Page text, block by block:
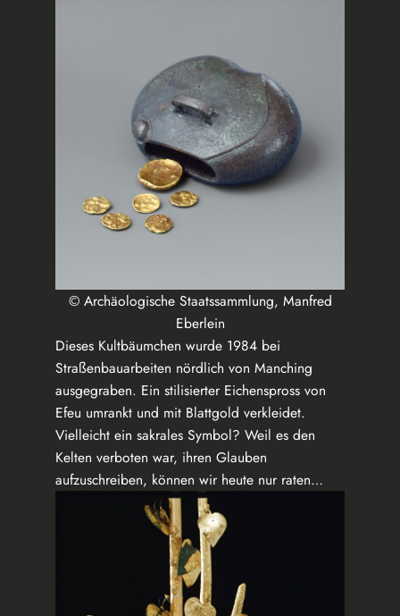
© Archäologische Staatssammlung, Manfred
Eberlein
Dieses Kultbäumchen wurde 1984 bei
Straßenbauarbeiten nördlich von Manching
ausgegraben. Ein stilisierter Eichenspross von
Efeu umrankt und mit Blattgold verkleidet.
Vielleicht ein sakrales Symbol? Weil es den
Kelten verboten war, ihren Glauben
aufzuschreiben, können wir heute nur raten…